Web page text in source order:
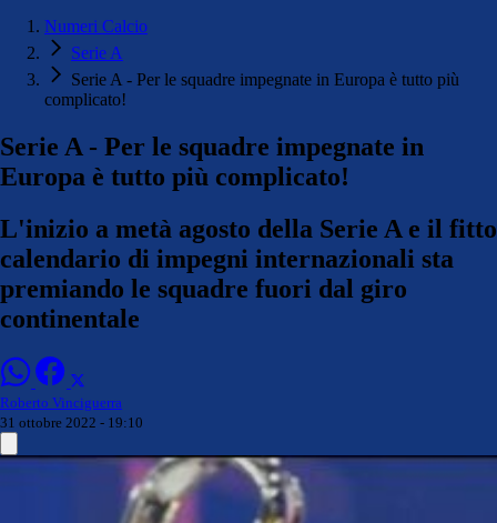
Numeri Calcio
Serie A
Serie A - Per le squadre impegnate in Europa è tutto più
complicato!
Serie A - Per le squadre impegnate in
Europa è tutto più complicato!
L'inizio a metà agosto della Serie A e il fitto
calendario di impegni internazionali sta
premiando le squadre fuori dal giro
continentale
Roberto Vinciguerra
31 ottobre 2022 - 19:10